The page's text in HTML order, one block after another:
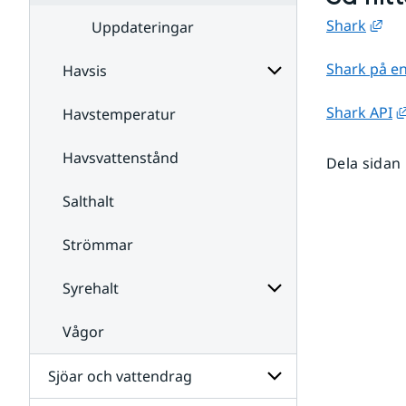
Uppdateringar
Havsis
Undersidor
Havstemperatur
Havsvattenstånd
Salthalt
Strömmar
Syrehalt
för
Syrehalt
Vågor
Sjöar och vattendrag
Shark
Shark på
Shark API
Dela sidan